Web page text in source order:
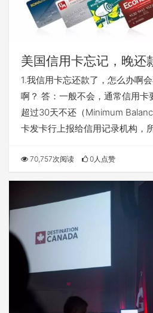
美国信用卡忘记，晚还
1.我信用卡忘还款了，怎么办啊
啊？ 答：一般不会，通常信用
超过30天不还（Minimum
卡发卡行上报给信用记录机构，
70,757次阅读 0人点赞